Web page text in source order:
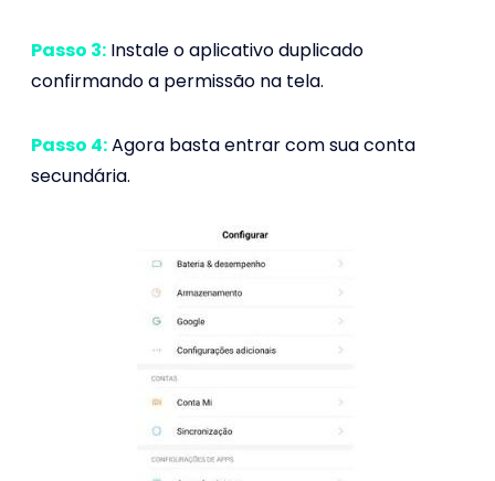
Passo 3: Instale o aplicativo duplicado
confirmando a permissão na tela.
Passo 4:Agora basta entrar com sua conta
secundária.